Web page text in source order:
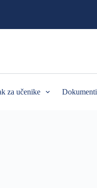
za učenike Dokumenti